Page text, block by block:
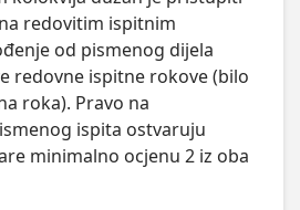
redovitim ispitnim
od pismenog dijela
redovne ispitne rokove (bilo
roka). Pravo na
ispita ostvaruju
minimalno ocjenu 2 iz oba